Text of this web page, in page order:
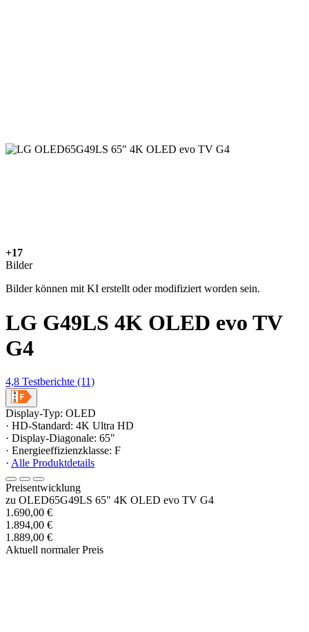
+17
Bilder
Bilder können mit KI erstellt oder modifiziert worden sein.
LG G49LS 4K OLED evo TV
G4
4,8 Testberichte (11)
Display-Typ: OLED
· HD-Standard: 4K Ultra HD
· Display-Diagonale: 65"
· Energieeffizienzklasse: F
· Alle Produktdetails
Preisentwicklung
zu OLED65G49LS 65" 4K OLED evo TV G4
1.690,00 €
1.894,00 €
1.889,00 €
Aktuell normaler Preis